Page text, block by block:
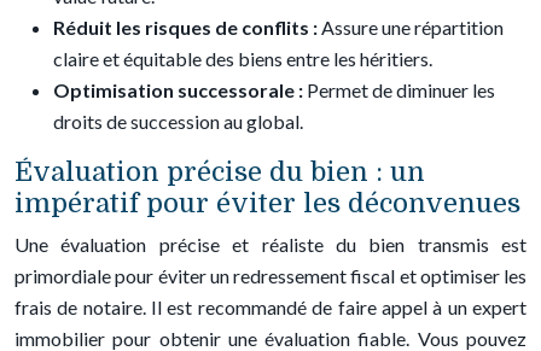
Réduit les risques de conflits :Assure une répartition
claire et équitable des biens entre les héritiers.
Optimisation successorale : Permet de diminuer les
droits de succession au global.
Évaluation précise du bien : un
impératif pour éviter les déconvenues
Une évaluation précise et réaliste du bien transmis est
primordiale pour éviter un redressement fiscal et optimiser les
frais de notaire. Il est recommandé de faire appel à un expert
immobilier pour obtenir une évaluation fiable. Vous pouvez